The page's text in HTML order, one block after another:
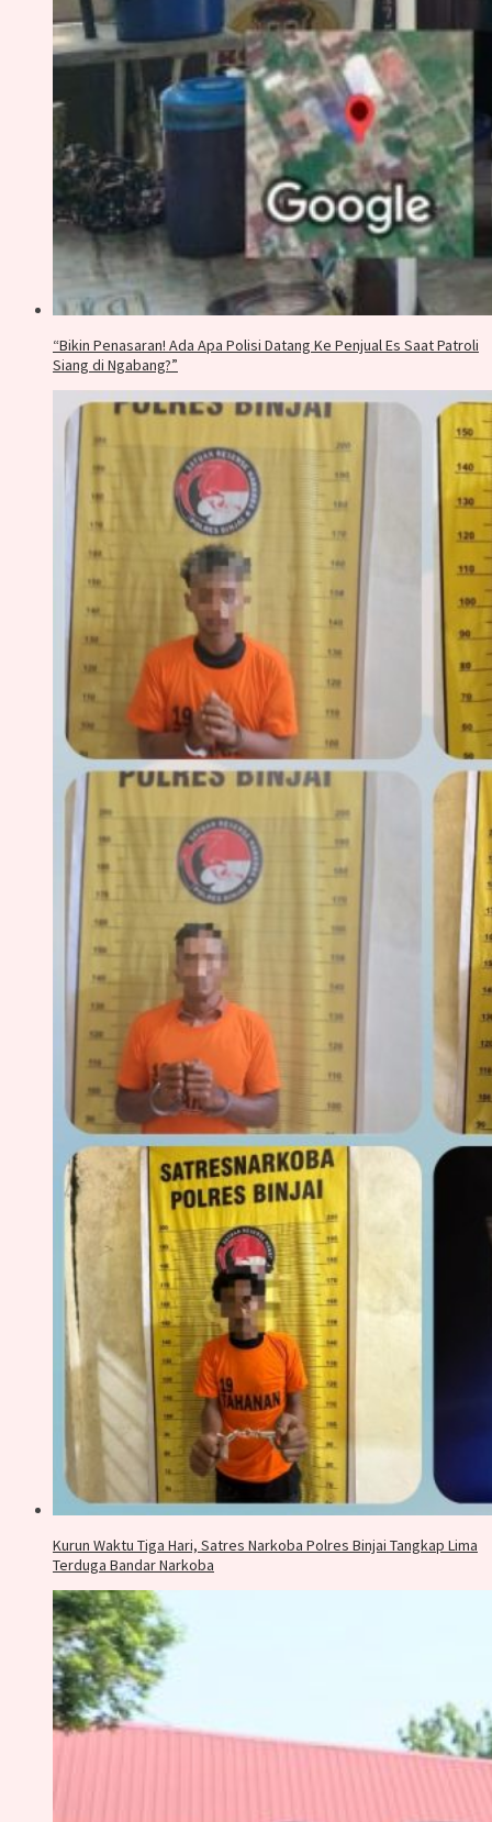
“Bikin Penasaran! Ada Apa Polisi Datang Ke Penjual Es Saat Patroli
Siang di Ngabang?”
Kurun Waktu Tiga Hari, Satres Narkoba Polres Binjai Tangkap Lima
Terduga Bandar Narkoba